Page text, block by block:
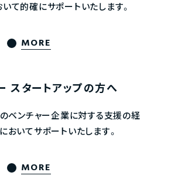
て的確にサポートいたします。
MORE
スタートアップの方へ
ベンチャー企業に対する支援の経
おいてサポートいたします。
MORE